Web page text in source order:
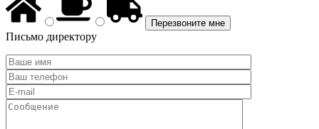
Письмо директору